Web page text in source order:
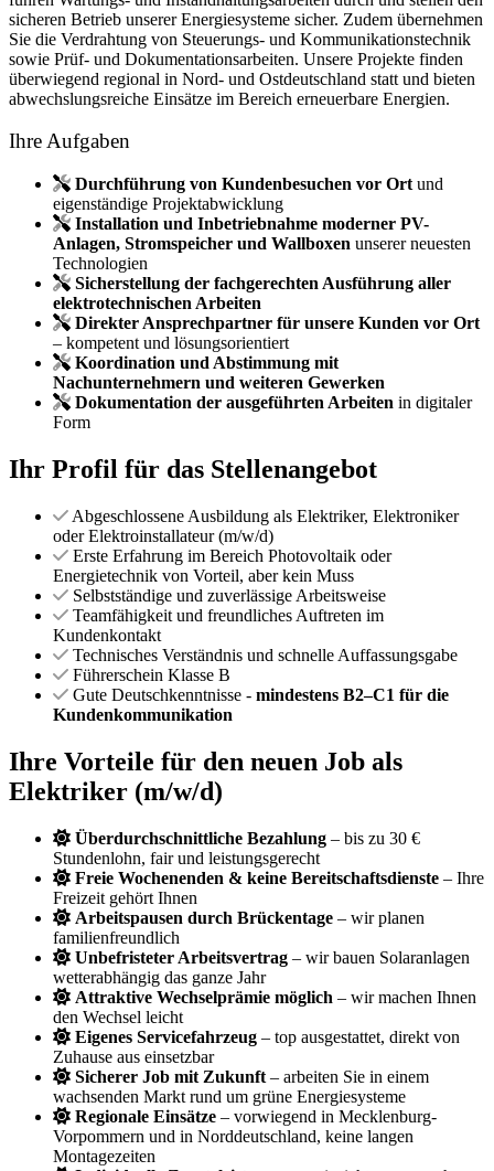
sicheren Betrieb unserer Energiesysteme sicher. Zudem übernehmen
Sie die Verdrahtung von Steuerungs- und Kommunikationstechnik
sowie Prüf- und Dokumentationsarbeiten. Unsere Projekte finden
überwiegend regional in Nord- und Ostdeutschland statt und bieten
abwechslungsreiche Einsätze im Bereich erneuerbare Energien.
Ihre Aufgaben
Durchführung von Kundenbesuchen vor Ort und
eigenständige Projektabwicklung
Installation und Inbetriebnahme moderner PV-
Anlagen, Stromspeicher und Wallboxen unserer neuesten
Technologien
Sicherstellung der fachgerechten Ausführung aller
elektrotechnischen Arbeiten
Direkter Ansprechpartner für unsere Kunden vor Ort
– kompetent und lösungsorientiert
Koordination und Abstimmung mit
Nachunternehmern und weiteren Gewerken
Dokumentation der ausgeführten Arbeiten in digitaler
Form
Ihr Profil für das Stellenangebot
Abgeschlossene Ausbildung als Elektriker, Elektroniker
oder Elektroinstallateur (m/w/d)
Erste Erfahrung im Bereich Photovoltaik oder
Energietechnik von Vorteil, aber kein Muss
Selbstständige und zuverlässige Arbeitsweise
Teamfähigkeit und freundliches Auftreten im
Kundenkontakt
Technisches Verständnis und schnelle Auffassungsgabe
Führerschein Klasse B
Gute Deutschkenntnisse - mindestens B2–C1 für die
Kundenkommunikation
Ihre Vorteile für den neuen Job als
Elektriker (m/w/d)
Überdurchschnittliche Bezahlung – bis zu 30 €
Stundenlohn, fair und leistungsgerecht
Freie Wochenenden & keine Bereitschaftsdienste – Ihre
Freizeit gehört Ihnen
Arbeitspausen durch Brückentage – wir planen
familienfreundlich
Unbefristeter Arbeitsvertrag – wir bauen Solaranlagen
wetterabhängig das ganze Jahr
Attraktive Wechselprämie möglich – wir machen Ihnen
den Wechsel leicht
Eigenes Servicefahrzeug – top ausgestattet, direkt von
Zuhause aus einsetzbar
Sicherer Job mit Zukunft – arbeiten Sie in einem
wachsenden Markt rund um grüne Energiesysteme
Regionale Einsätze – vorwiegend in Mecklenburg-
Vorpommern und in Norddeutschland, keine langen
Montagezeiten